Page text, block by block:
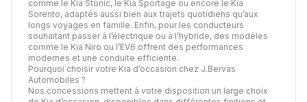
comme le Kia Stonic, le Kia Sportage ou encore le Kia
Sorento, adaptés aussi bien aux trajets quotidiens qu’aux
longs voyages en famille. Enfin, pour les conducteurs
souhaitant passer à l’électrique ou à l’hybride, des modèles
comme le Kia Niro ou l’EV6 offrent des performances
modernes et une conduite efficiente.
Pourquoi choisir votre Kia d’occasion chez J.Bervas
Automobiles ?
Nos concessions mettent à votre disposition un large choix